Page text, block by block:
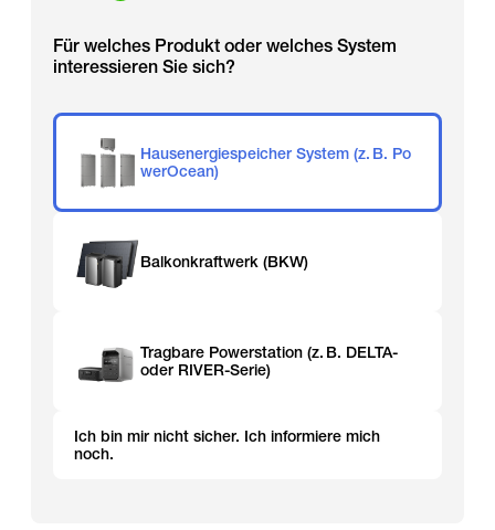
Für welches Produkt oder welches System
interessieren Sie sich?
Hausenergiespeicher System (z. B. Po
werOcean)
Balkonkraftwerk (BKW)
Tragbare Powerstation (z. B. DELTA-
oder RIVER-Serie)
Ich bin mir nicht sicher. Ich informiere mich
noch.